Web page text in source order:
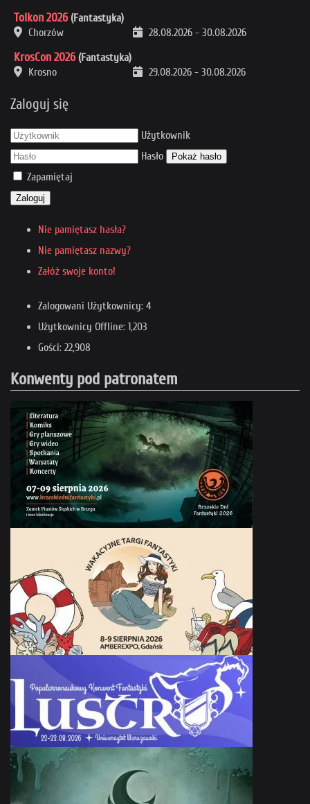
Tolkon 2026 (Fantastyka)
Chorzów
28.08.2026 - 30.08.2026
KrosCon 2026 (Fantastyka)
Krosno
29.08.2026 - 30.08.2026
Zaloguj się
Użytkownik
Hasło
Pokaż hasło
Zapamiętaj
Zaloguj
Nie pamiętasz hasła?
Nie pamiętasz nazwy?
Załóż swoje konto!
Zalogowani Użytkownicy: 4
Użytkownicy Offline: 1,203
Gości: 22,908
Konwenty pod patronatem